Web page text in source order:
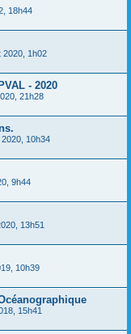
18h44
2020, 1h02
- 2020
21h28
2020, 10h34
9h44
13h51
10h39
15h41